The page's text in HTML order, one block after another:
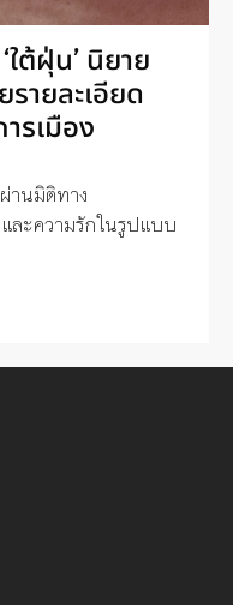
ต้ฝุ่น’ นิยาย
ายละเอียด
รเมือง
านมิติทาง
ละความรักในรูปแบบ